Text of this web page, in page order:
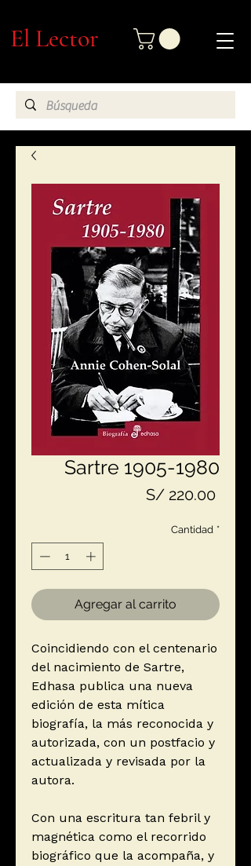
El Lector
Sartre 1905-1980
S/ 220.00Precio
Cantidad *
Agregar al carrito
Coincidiendo con el centenario
del nacimiento de Sartre,
Edhasa publica una nueva
edición de esta mítica
biografía, la más reconocida y
autorizada, con un postfacio y
actualizada y revisada por la
autora.
Con una escritura tan febril y
magnética como el recorrido
biográfico que la acompaña, y